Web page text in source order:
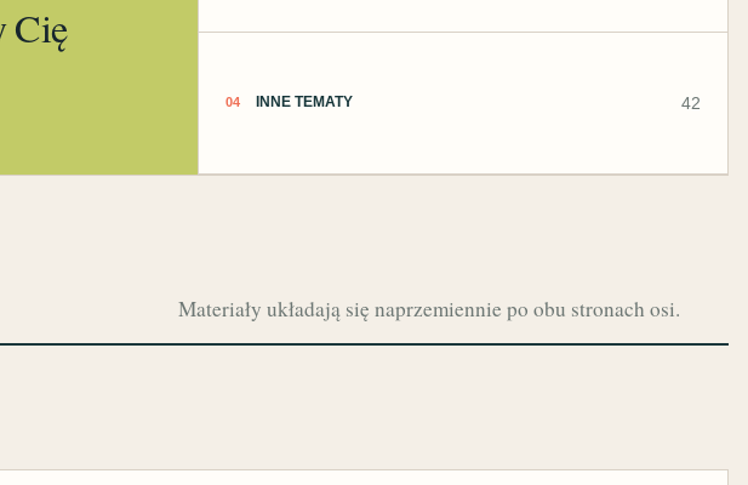
Cię
04 INNE TEMATY 42
Materiały układają się naprzemiennie po obu stronach osi.